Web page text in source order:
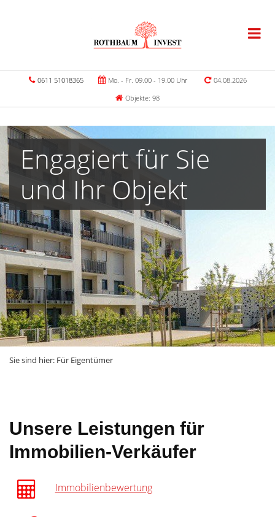
0611 51018365 Mo. - Fr. 09.00 - 19.00 Uhr
04.08.2026
Objekte: 98
Engagiert für Sie
und Ihr Objekt
Sie sind hier: Für Eigentümer
Unsere Leistungen für
Immobilien-Verkäufer
Immobilienbewertung